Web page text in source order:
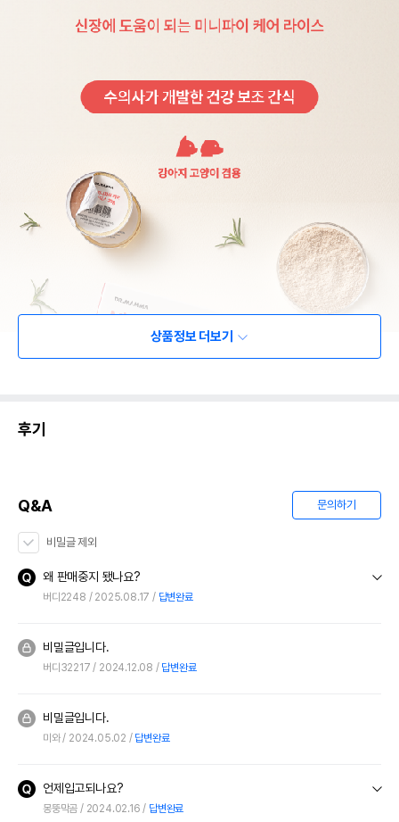
상품정보 더보기
후기
Q&A 문의하기
비밀글 제외
왜 판매중지 됐나요?
버디2248 2025.08.17 답변완료
비밀글입니다.
버디32217 2024.12.08 답변완료
비밀글입니다.
미와 2024.05.02 답변완료
언제입고되나요?
몽뚱막곰 2024.02.16 답변완료